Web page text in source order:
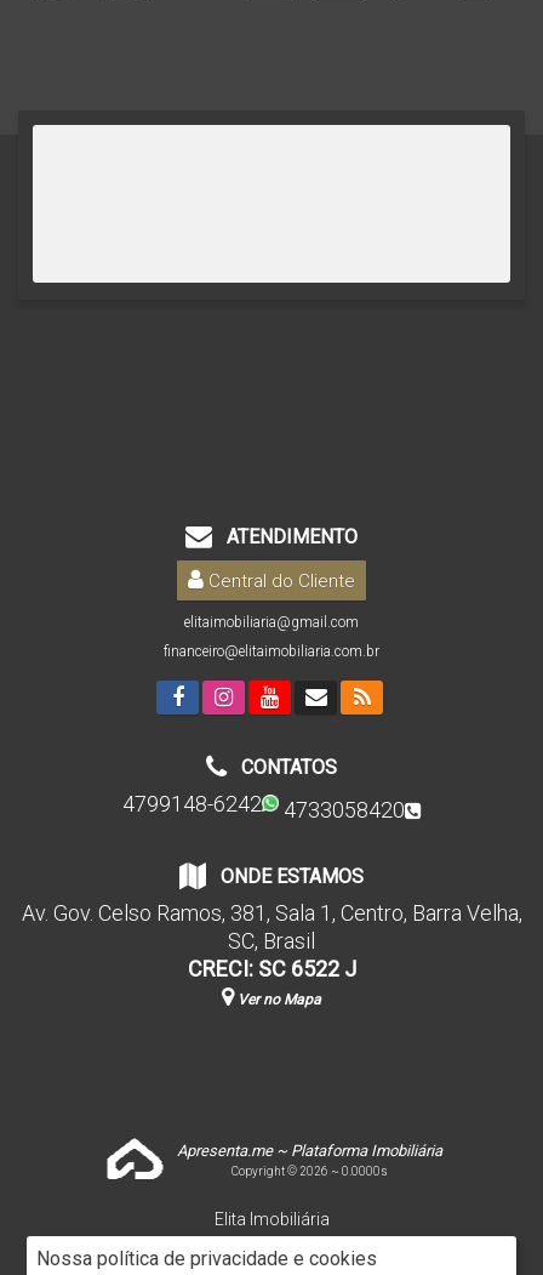
Nossa política de privacidade e cookies
ATENDIMENTO
Central do Cliente
elitaimobiliaria@gmail.com
financeiro@elitaimobiliaria.com.br
CONTATOS
4799148-6242 4733058420
ONDE ESTAMOS
Av. Gov. Celso Ramos, 381 , Sala 1 , Centro, Barra Velha,
SC, Brasil
CRECI: SC 6522 J
Ver no Mapa
Apresenta.me ~ Plataforma Imobiliária
Copyright © 2026 ~ 0.0000s
Elita Imobiliária